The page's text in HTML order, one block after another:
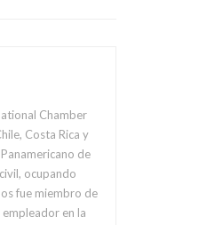
Chamber
Costa Rica y
de
ocupando
fue miembro de
en la